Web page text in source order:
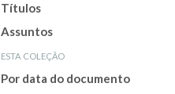
Títulos
Assuntos
esta coleção
Por data do documento